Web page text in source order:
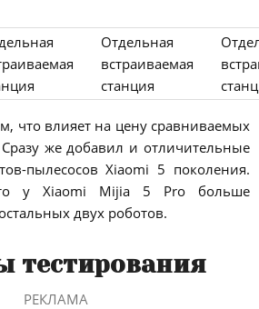
Отдельная
встраиваемая
станция
что влияет на цену сравниваемых
же добавил и отличительные
пылесосов Xiaomi 5 поколения.
у Xiaomi Mijia 5 Pro больше
двух роботов.
тестирования
РЕКЛАМА